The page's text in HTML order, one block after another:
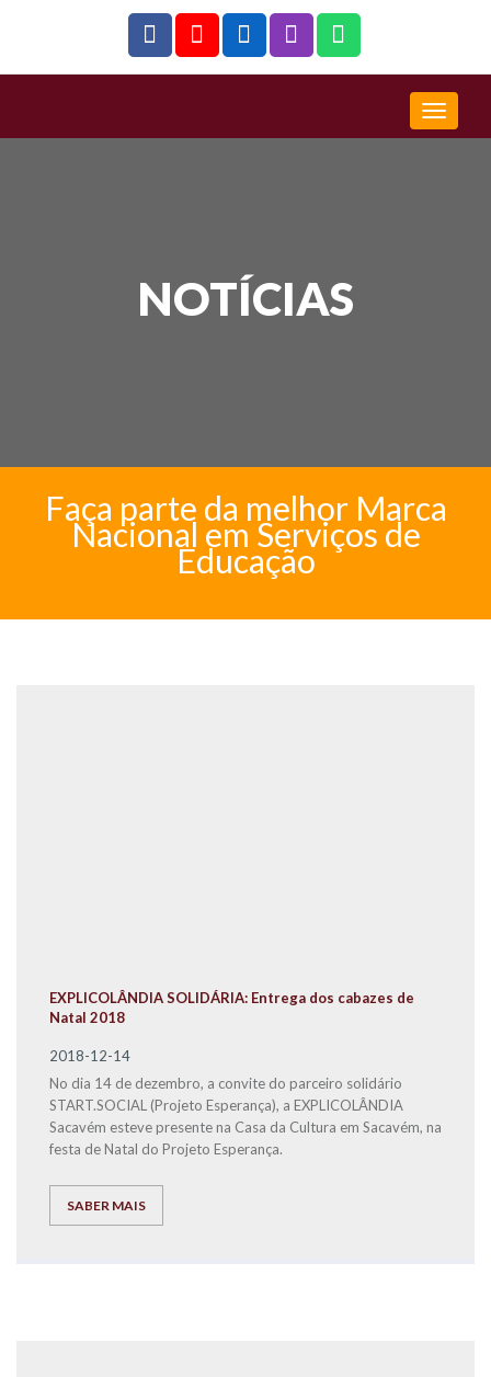
NOTÍCIAS
Faça parte da melhor Marca
Nacional em Serviços de
Educação
EXPLICOLÂNDIA SOLIDÁRIA: Entrega dos cabazes de
Natal 2018
2018-12-14
No dia 14 de dezembro, a convite do parceiro solidário
START.SOCIAL (Projeto Esperança), a EXPLICOLÂNDIA
Sacavém esteve presente na Casa da Cultura em Sacavém, na
festa de Natal do Projeto Esperança.
SABER MAIS